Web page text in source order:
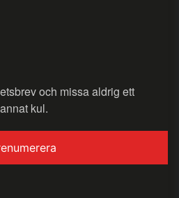
och missa aldrig ett
kul.